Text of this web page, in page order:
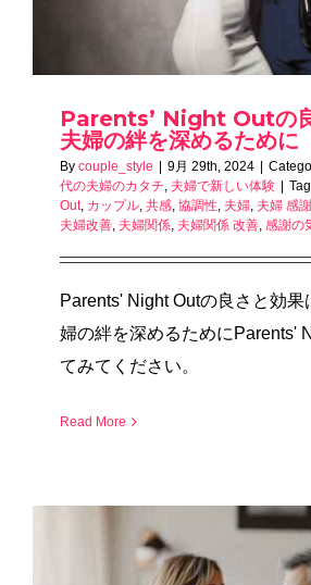
Parents’ Night Outの良
夫婦の絆を深めるために
By couple_style 9月 29th, 2024
代の夫婦のカタチ, 夫婦で新しい体験
Out, カップル, 共感, 協調性, 夫婦, 夫婦 感
夫婦改善, 夫婦関係, 夫婦関係 改善, 感謝の
Parents' Night Outの良さと効果
婦の絆を深めるためにParents'
てみてください。
Read More